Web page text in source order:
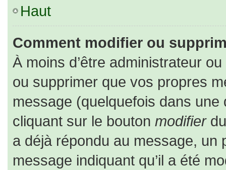
Haut
Comment modifier ou
À moins d’être administrateur
ou supprimer que vos propres
message (quelquefois dans
cliquant sur le bouton modifierdu
a déjà répondu au message, un
message indiquant qu’il a été